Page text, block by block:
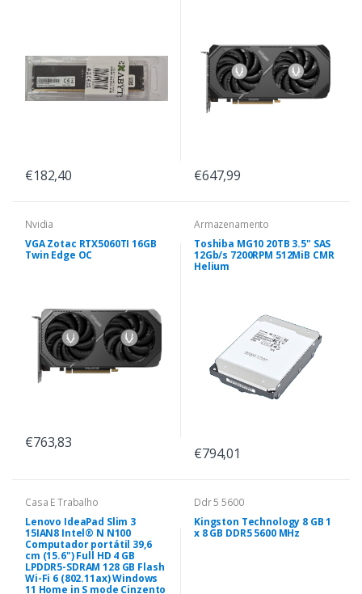
€182,40 €647,99
Nvidia
VGA Zotac RTX5060TI 16GB
Twin Edge OC
€763,83
Armazenamento
Toshiba MG10 20TB 3.5" SAS
12Gb/s 7200RPM 512MiB CMR
Helium
€794,01
Casa E Trabalho
Lenovo IdeaPad Slim 3
15IAN8 Intel® N N100
Computador portátil 39,6
cm (15.6") Full HD 4 GB
LPDDR5-SDRAM 128 GB Flash
Wi-Fi 6 (802.11ax) Windows
11 Home in S mode Cinzento
Ddr 5 5600
Kingston Technology 8 GB 1
x 8 GB DDR5 5600 MHz